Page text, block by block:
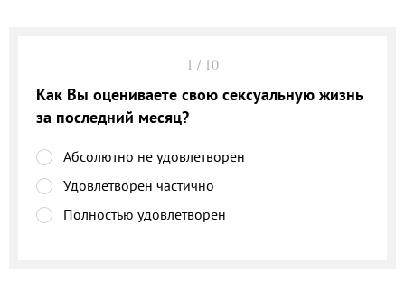
1 / 10
Как Вы оцениваете свою сексуальную жизнь
за последний месяц?
Абсолютно не удовлетворен
Удовлетворен частично
Полностью удовлетворен